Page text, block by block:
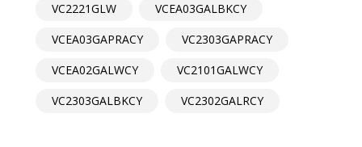
VC2221GLW
VCEA03GALBKCY
VCEA03GAPRACY
VC2303GAPRACY
VCEA02GALWCY
VC2101GALWCY
VC2303GALBKCY
VC2302GALRCY